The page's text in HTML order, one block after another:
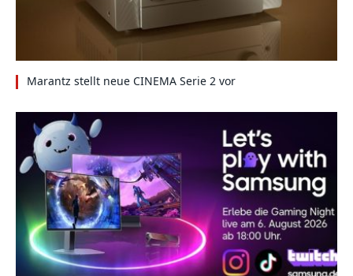
Marantz stellt neue CINEMA Serie 2 vor